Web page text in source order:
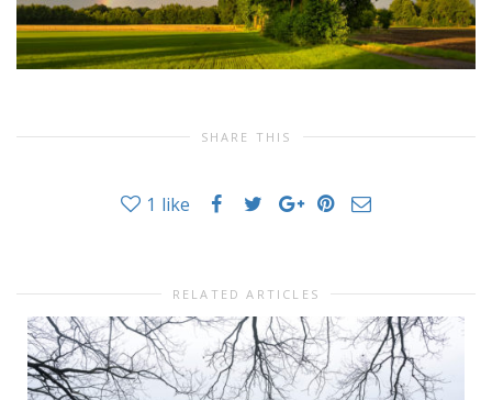
SHARE THIS
1 like
RELATED ARTICLES